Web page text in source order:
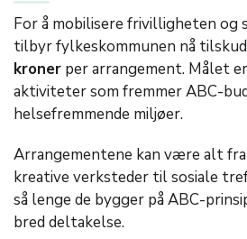
For å mobilisere frivilligheten
tilbyr fylkeskommunen nå
kroner per arrangement. Målet
aktiviteter som fremmer ABC-
helsefremmende miljøer.
Arrangementene kan være alt fra
kreative verksteder til sosiale
så lenge de bygger på ABC-
bred deltakelse.